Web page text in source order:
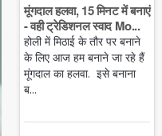
मूंगदाल हलवा, 15 मिनट में बनाएं
- वही ट्रेडिशनल स्वाद Mo...
होली में मिठाई के तौर पर बनाने
के लिए आज हम बनाने जा रहे हैं
मूंगदाल का हलवा. इसे बनाना
ब...